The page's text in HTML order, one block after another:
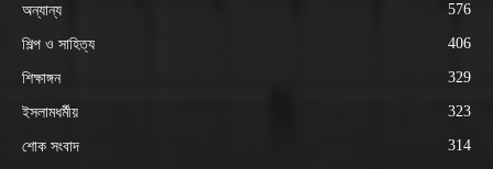
অন্যান্য 576
শিল্প ও সাহিত্য 406
শিক্ষাঙ্গন 329
ইসলামধর্মীয় 323
শোক সংবাদ 314